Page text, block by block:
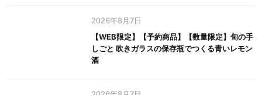
2026年8月7日
【WEB限定】【予約商品】【数量限定】旬の手
しごと 吹きガラスの保存瓶でつくる青いレモン
酒